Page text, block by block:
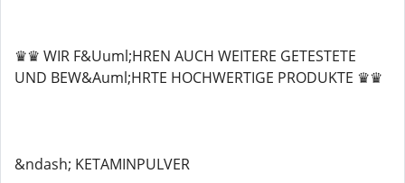
♛♛ WIR F&Uuml;HREN AUCH WEITERE GETESTETE
UND BEW&Auml;HRTE HOCHWERTIGE PRODUKTE ♛♛
&ndash; KETAMINPULVER